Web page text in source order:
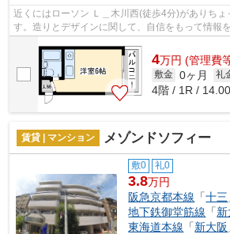
近くにはローソン Ｌ＿木川西(徒歩4分)がありち
す。造りとデザインに関して、自信をもって情報
4万円 (管理費
敷金 0ヶ月 礼
4階 / 1R /
賃貸 | マンション メゾンドソフィー
敷0 礼0
3.8万円
阪急京都本線 「十三
地下鉄御堂筋線 「新
東海道本線 「新大阪